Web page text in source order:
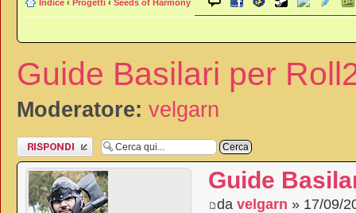
Indice ‹ Progetti ‹ Seeds of Harmony
Guide Basilari per
Moderatore: velgarn
Rispondi al
messaggio
Guide
da velgarn » 17/09/